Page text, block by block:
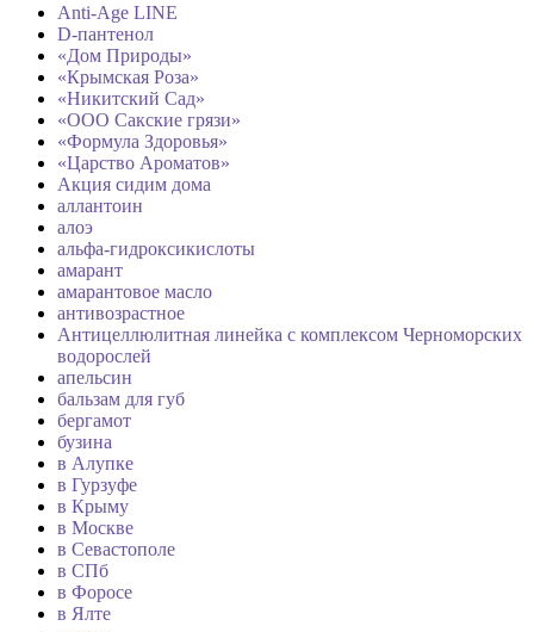
Anti-Age LINE
D-пантенол
«Дом Природы»
«Крымская Роза»
«Никитский Сад»
«ООО Сакские грязи»
«Формула Здоровья»
«Царство Ароматов»
Акция сидим дома
аллантоин
алоэ
альфа-гидроксикислоты
амарант
амарантовое масло
антивозрастное
Антицеллюлитная линейка с комплексом Черноморских
водорослей
апельсин
бальзам для губ
бергамот
бузина
в Алупке
в Гурзуфе
в Крыму
в Москве
в Севастополе
в СПб
в Форосе
в Ялте